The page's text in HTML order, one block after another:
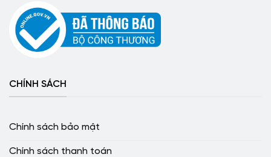
CHÍNH SÁCH
Chính sách bảo mật
Chính sách thanh toán